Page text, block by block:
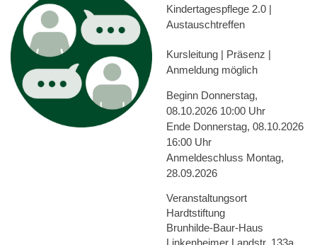
Kindertagespflege 2.0
Austauschtreffen
Kursleitung | Präsenz |
Anmeldung möglich
Beginn Donnerstag,
08.10.2026 10:00 Uhr
Ende Donnerstag, 08.10.2026
16:00 Uhr
Anmeldeschluss Montag,
28.09.2026
Veranstaltungsort
Hardtstiftung
Brunhilde-Baur-Haus